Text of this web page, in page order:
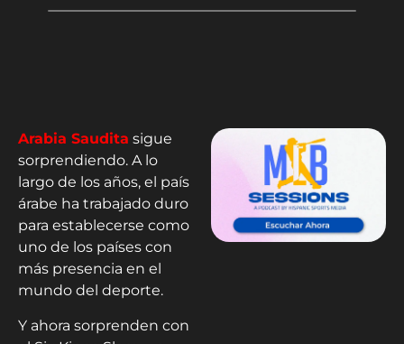
Arabia Saudita sigue
sorprendiendo. A lo
largo de los años, el país
árabe ha trabajado duro
para establecerse como
uno de los países con
más presencia en el
mundo del deporte.
Y ahora sorprenden con